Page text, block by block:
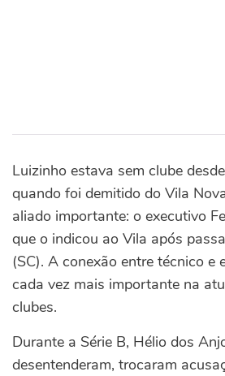
Luizinho estava sem clube
quando foi demitido do Vila
aliado importante: o executivo
que o indicou ao Vila após
(SC). A conexão entre técnico e
cada vez mais importante na
clubes.
Durante a Série B, Hélio dos
desentenderam, trocaram